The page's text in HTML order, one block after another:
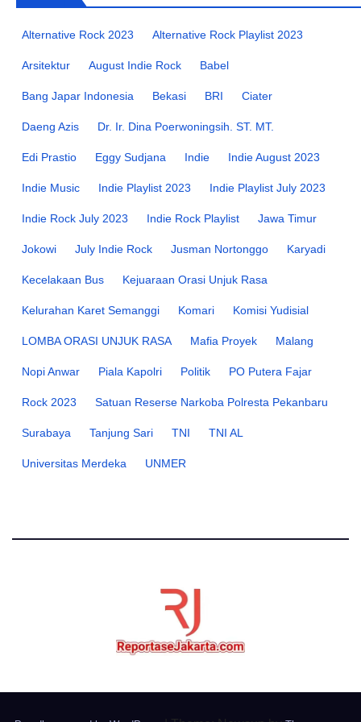
Alternative Rock 2023 Alternative Rock Playlist 2023
Arsitektur August Indie Rock Babel
Bang Japar Indonesia Bekasi BRI Ciater
Daeng Azis Dr. Ir. Dina Poerwoningsih. ST. MT.
Edi Prastio Eggy Sudjana Indie Indie August 2023
Indie Music Indie Playlist 2023 Indie Playlist July 2023
Indie Rock July 2023 Indie Rock Playlist Jawa Timur
Jokowi July Indie Rock Jusman Nortonggo Karyadi
Kecelakaan Bus Kejuaraan Orasi Unjuk Rasa
Kelurahan Karet Semanggi Komari Komisi Yudisial
LOMBA ORASI UNJUK RASA Mafia Proyek Malang
Nopi Anwar Piala Kapolri Politik PO Putera Fajar
Rock 2023 Satuan Reserse Narkoba Polresta Pekanbaru
Surabaya Tanjung Sari TNI TNI AL
Universitas Merdeka UNMER